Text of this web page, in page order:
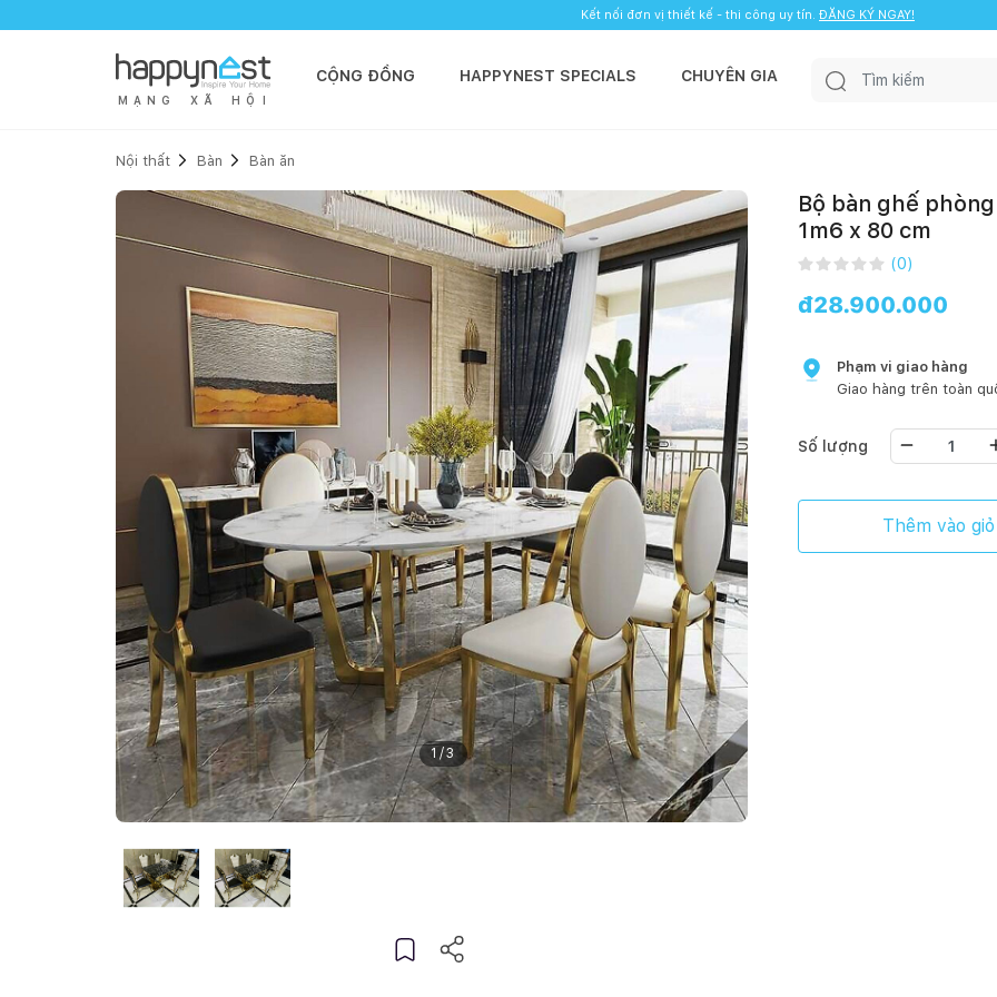
Kết nối đơn vị thiết kế - thi công uy tín. ĐĂNG KÝ NGAY!
M Ạ N G X Ã H Ộ I
CỘNG ĐỒNG HAPPYNEST SPECIALS CHUYÊN GIA
Nội thất Bàn Bàn ăn
1 /3
Bộ bàn ghế
1m6 x 80 cm
(0)
đ28.900.000
Phạm vi giao hàng
Giao hàng trên toàn
Số lượng
Thêm vào giỏ